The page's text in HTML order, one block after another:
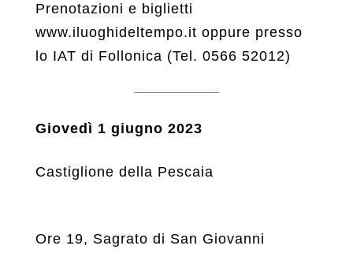
Prenotazioni e biglietti
www.iluoghideltempo.it oppure presso
lo IAT di Follonica (Tel. 0566 52012)
Giovedì 1 giugno 2023
Castiglione della Pescaia
Ore 19, Sagrato di San Giovanni